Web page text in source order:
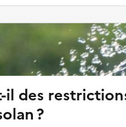
il des
?